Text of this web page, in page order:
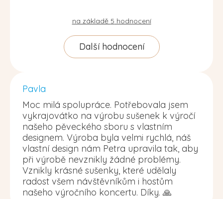
na základě 5 hodnocení
Další hodnocení
Pavla
Moc milá spolupráce. Potřebovala jsem
vykrajovátko na výrobu sušenek k výročí
našeho pěveckého sboru s vlastním
designem. Výroba byla velmi rychlá, náš
vlastní design nám Petra upravila tak, aby
při výrobě nevznikly žádné problémy.
Vznikly krásné sušenky, které udělaly
radost všem návštěvníkům i hostům
našeho výročního koncertu. Díky. 🙏